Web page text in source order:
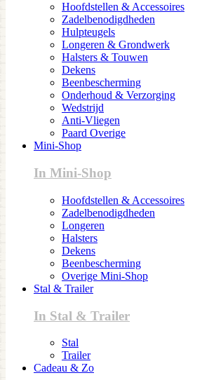
Hoofdstellen & Accessoires
Zadelbenodigdheden
Hulpteugels
Longeren & Grondwerk
Halsters & Touwen
Dekens
Beenbescherming
Onderhoud & Verzorging
Wedstrijd
Anti-Vliegen
Paard Overige
Mini-Shop
In Mini-Shop
Hoofdstellen & Accessoires
Zadelbenodigdheden
Longeren
Halsters
Dekens
Beenbescherming
Overige Mini-Shop
Stal & Trailer
In Stal & Trailer
Stal
Trailer
Cadeau & Zo